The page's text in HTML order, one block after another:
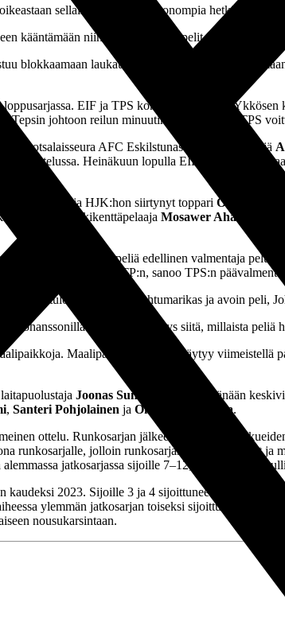
sellaisia yksittäisiä huonompia hetkiä, mitä
kääntämään niin sanotut maalin pelit omaksi
blokkaamaan laukaukset omassa boksissa ja
EIF ja TPS kohtasivat toisensa Ykkösen
Tepsin johtoon reilun minuutin pelin jälkeen. TPS
ruotsalaisseura AFC Eskilstunasta ollut hyökkääjä
13 ottelussa. Heinäkuun lopulla EIF päätyi
Moutacim ja HJK:hon siirtynyt toppari Oliver
tulleella keskikenttäpelaaja Mosawer Ahadilla
siihen, millaista peliä edellinen valmentaja
muun muassa KTP:n, sanoo TPS:n
tulossa on aika tapahtumarikas ja avoin peli,
Johanssonilla on selvä näkemys siitä, millaista peliä
Maalipaikoista meidän täytyy viimeistellä
Joonas Sundman
treenasi tänään
, Santeri Pohjolainen ja Onnipekka Pajula.
ottelu. Runkosarjan jälkeen Ykkösen
runkosarjalle, jolloin runkosarjassa saadut pisteet
jatkosarjassa sijoille 7–12, riippumatta
2023. Sijoille 3 ja 4 sijoittuneet joukkueet
ylemmän jatkosarjan toiseksi sijoittunut pelaa
nousukarsintaan.